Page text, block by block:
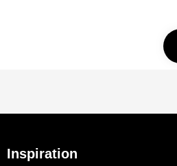
Inspiration